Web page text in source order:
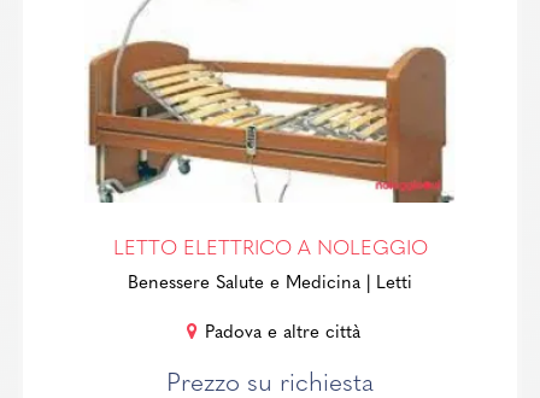
LETTO ELETTRICO A NOLEGGIO
Benessere Salute e Medicina | Letti
Padova e altre città
Prezzo su richiesta